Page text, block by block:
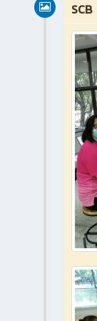
SCB